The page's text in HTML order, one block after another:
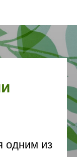
одним из